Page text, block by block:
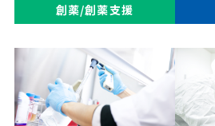
創薬/創薬支援